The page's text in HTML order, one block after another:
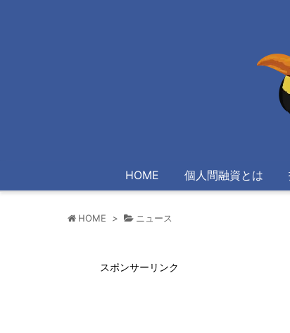
HOME 個人間融資とは
HOME > ニュース
スポンサーリンク